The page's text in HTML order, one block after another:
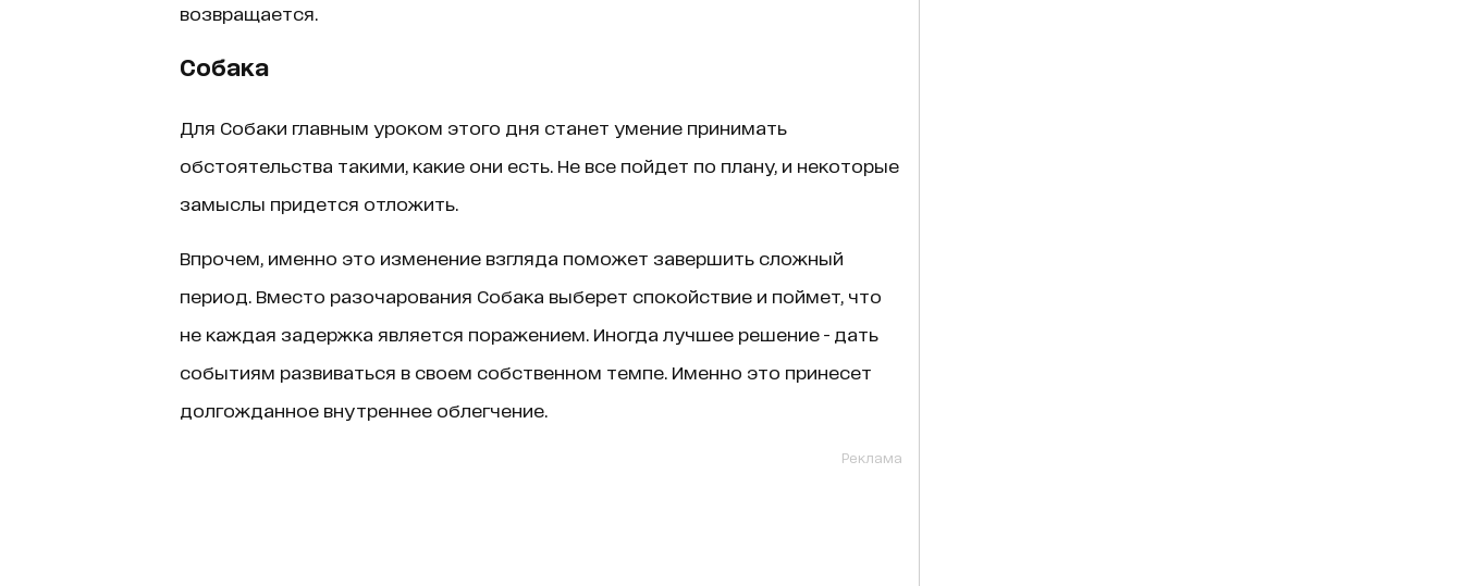
возвращается.
Собака
Для Собаки главным уроком этого дня станет умение принимать
обстоятельства такими, какие они есть. Не все пойдет по плану, и некоторые
замыслы придется отложить.
Впрочем, именно это изменение взгляда поможет завершить сложный
период. Вместо разочарования Собака выберет спокойствие и поймет, что
не каждая задержка является поражением. Иногда лучшее решение - дать
событиям развиваться в своем собственном темпе. Именно это принесет
долгожданное внутреннее облегчение.
Реклама